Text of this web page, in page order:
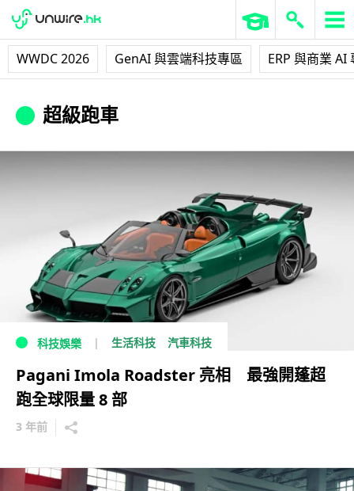
WWDC 2026 GenAI 與雲端科技專區 ERP 與商業 AI
超級跑車
科技娛樂 生活科技 汽車科技
Pagani Imola Roadster 亮相 最強開蓬超
跑全球限量 8 部
3 年前